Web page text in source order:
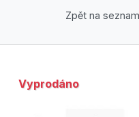
Zpět na seznam
Vyprodáno